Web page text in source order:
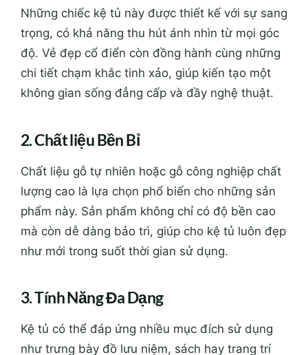
Những chiếc kệ tủ này được thiết kế với sự sang
trọng, có khả năng thu hút ánh nhìn từ mọi góc
độ. Vẻ đẹp cổ điển còn đồng hành cùng những
chi tiết chạm khắc tinh xảo, giúp kiến tạo một
không gian sống đẳng cấp và đầy nghệ thuật.
2. Chất liệu Bền Bỉ
Chất liệu gỗ tự nhiên hoặc gỗ công nghiệp chất
lượng cao là lựa chọn phổ biến cho những sản
phẩm này. Sản phẩm không chỉ có độ bền cao
mà còn dễ dàng bảo trì, giúp cho kệ tủ luôn đẹp
như mới trong suốt thời gian sử dụng.
3. Tính Năng Đa Dạng
Kệ tủ có thể đáp ứng nhiều mục đích sử dụng
như trưng bày đồ lưu niệm, sách hay trang trí